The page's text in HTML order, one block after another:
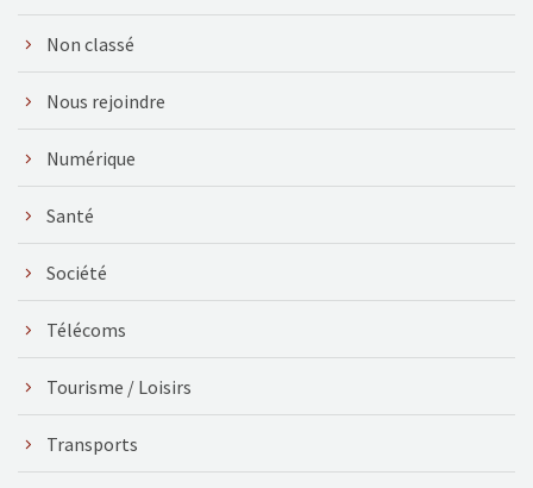
Non classé
Nous rejoindre
Numérique
Santé
Société
Télécoms
Tourisme / Loisirs
Transports